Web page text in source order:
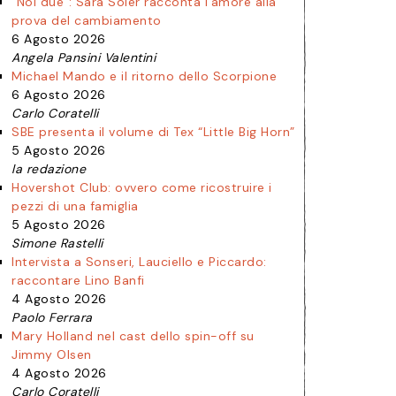
prova del cambiamento
6 Agosto 2026
Angela Pansini Valentini
Michael Mando e il ritorno dello Scorpione
6 Agosto 2026
Carlo Coratelli
SBE presenta il volume di Tex “Little Big Horn”
5 Agosto 2026
la redazione
Hovershot Club: ovvero come ricostruire i
pezzi di una famiglia
5 Agosto 2026
Simone Rastelli
Intervista a Sonseri, Lauciello e Piccardo:
raccontare Lino Banfi
4 Agosto 2026
Paolo Ferrara
Mary Holland nel cast dello spin-off su
Jimmy Olsen
4 Agosto 2026
Carlo Coratelli